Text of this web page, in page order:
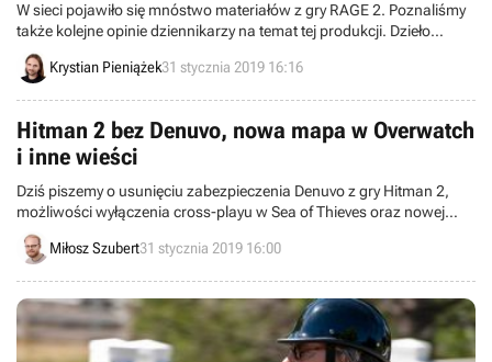
W sieci pojawiło się mnóstwo materiałów z gry RAGE 2. Poznaliśmy
także kolejne opinie dziennikarzy na temat tej produkcji. Dzieło
zespołów id Software oraz Avalanche Studios zapowiada się na
solidnego FPS-a z otwartym światem, który jednak nie zafunduje
Krystian Pieniążek31 stycznia 2019 16:16
Hitman 2 bez Denuvo, nowa mapa w Overwatch
i inne wieści
Dziś piszemy o usunięciu zabezpieczenia Denuvo z gry Hitman 2,
możliwości wyłączenia cross-playu w Sea of Thieves oraz nowej
mapie w Overwatch. Witajcie w wieściach ze świata - codziennej
porcji krótkich wiadomości.
Miłosz Szubert31 stycznia 2019 16:00